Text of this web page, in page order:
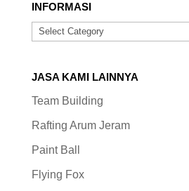
INFORMASI
INFORMASI
JASA KAMI LAINNYA
Team Building
Rafting Arum Jeram
Paint Ball
Flying Fox